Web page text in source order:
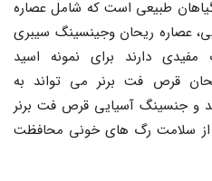
طبیعی است که شامل عصاره
عصاره ریحان وجینسینگ سیبری
دارند برای نمونه اسید
قرص فت برنر می تواند به
و جنسینگ آسیایی قرص فت برنر
از سلامت رگ های خونی محافظت